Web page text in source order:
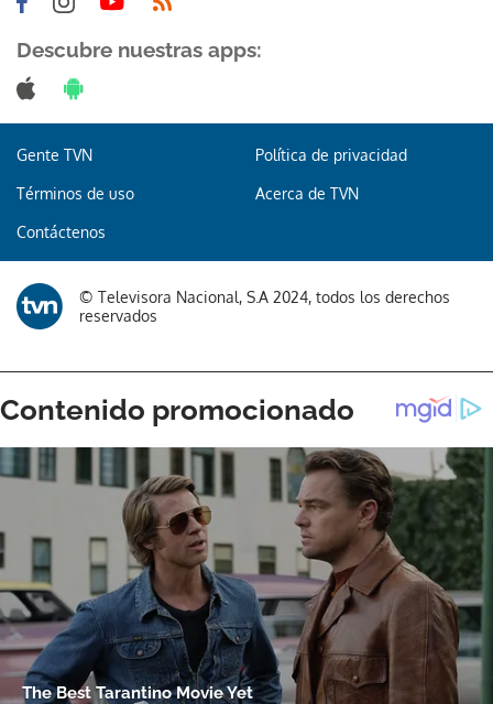
Descubre nuestras apps:
Gente TVN Política de privacidad
Términos de uso Acerca de TVN
Contáctenos
© Televisora Nacional, S.A 2024, todos los derechos
reservados